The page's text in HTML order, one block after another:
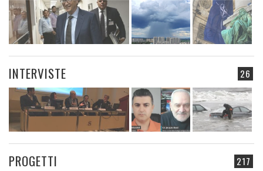
26
INTERVISTE
217
PROGETTI